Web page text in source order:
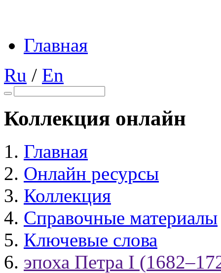
Главная
Ru / En
Коллекция онлайн
Главная
Онлайн ресурсы
Коллекция
Справочные материалы
Ключевые слова
эпоха Петра I